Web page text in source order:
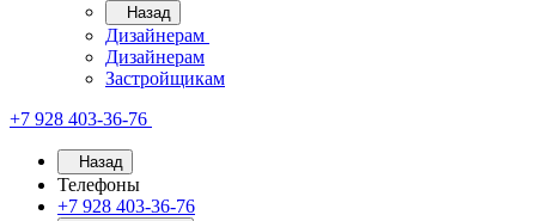
Назад
Дизайнерам
Дизайнерам
Застройщикам
+7 928 403-36-76
Назад
Телефоны
+7 928 403-36-76